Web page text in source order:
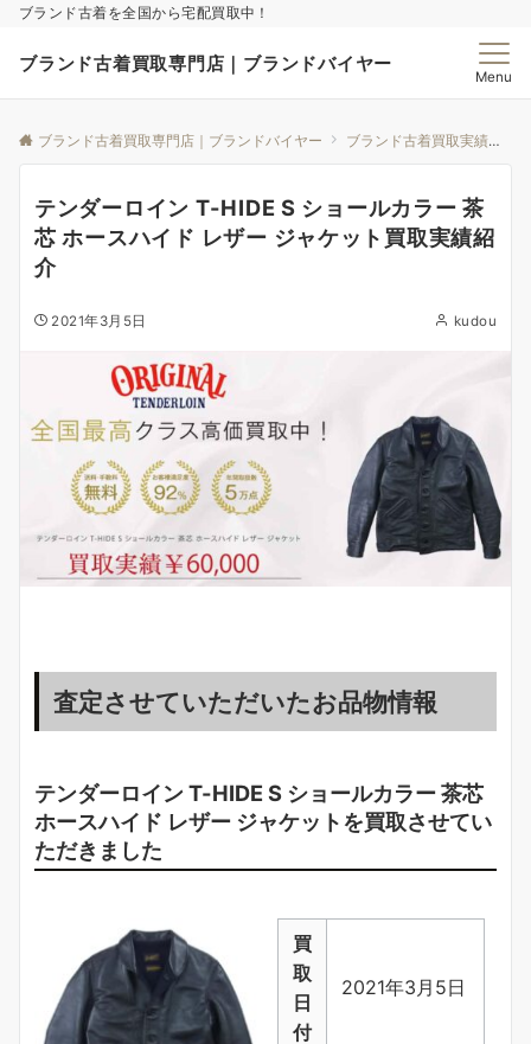
ブランド古着を全国から宅配買取中！
ブランド古着買取専門店｜ブランドバイヤー
Menu
ブランド古着買取専門店｜ブランドバイヤー ブランド古着買取実績｜ブランドバイヤー
テンダーロイン T-HIDE S ショールカラー 茶
芯 ホースハイド レザー ジャケット買取実績紹
介
2021年3月5日 kudou
査定させていただいたお品物情報
テンダーロインT-HIDE S ショールカラー 茶芯
ホースハイド レザー ジャケット を買取させてい
ただきました
買
取
日
付
2021年3月5日